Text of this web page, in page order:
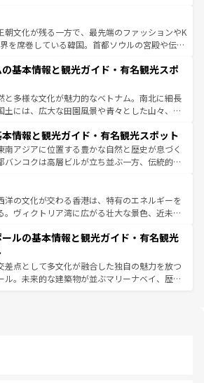
一覧
ティビティも充実しており、サーフィンやダイ
イキングなど、アウトドア好きにはたまらな
トラリアの多彩な魅力を存分に味わいつくそ
しい。
つな山岳地帯である台湾東部など、都市の喧騒
けさが共存しており、訪れる人に新しい発見と
らしてくれる。また、奥深い台湾の食文化も魅
と評判のスイーツなど、バラエティ豊かな料理
い。
朝文化が残る一方で、最先端のファッションやK
を席巻している韓国。首都ソウルの宮殿や伝統
足を延ばせば四季折々の自然美を楽しむことが
して、キムチや焼肉、絶品のストリートフード
ざまな韓国料理が待っている。夜には、韓国な
イトライフも堪能できる。あたたかいホスピタ
わってみてほしい。 なお、新着の韓国情報はコンテンツ一
てほしい。
基本情報と観光ガイド・有名観光スポ
と多様な文化が魅力的なベトナム。南北に細長
土には、広大な田園風景や青々とした山々、世
と共に伝統が息づく。ハノイの古い町並みやホ
のフランス統治時代の建物も、独特の雰囲気を
いる。また、バラエティの豊かさとおいしさで
ーやバインミー、ベトナムコーヒーなどは、ぜ
わいたい。どの地域を訪れてもあたたかい人々
迎えてくれるので、きっと忘れられない旅にな
しい。
情報と観光ガイド・有名観光スポット
南アジアに位置する豊かな自然と歴史が息づく
バンコクは高層ビルが立ち並ぶ一方、伝統的な
差している。北部ではチェンマイなどの山岳地
触れ合い、南部ではプーケットやクラビの美し
リゾート気分を楽しむことができる。タイ料理
候は一年中温暖で、どの季節にも異なる楽しみ
る。親しみやすいタイの人々、仏教を中心とし
して多様な観光資源が、訪れる旅人を魅了し続
。 なお、新着のタイ情報はコンテンツ一覧を参照して
洋の文化が交わる香港は、特有のエネルギーを
。ヴィクトリア湾に広がる壮大な景色、近未来
訪れても感動するはず。観光スポットが密集し
率よく見どころを回れるのも魅力。息をのむよ
ら文化的な体験まで、香港を存分に楽しみ尽く
。 なお、新着の香港情報はコンテンツ一覧を参照して
ルの基本情報と観光ガイド・有名観光
差点として多文化が融合した独自の魅力を放つ
ル。未来的な建築物が並ぶマリーナベイ、歴史
ーズは地元の風情を楽しめる外せないスポット